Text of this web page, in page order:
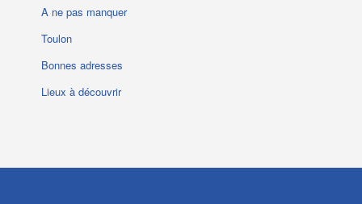
A ne pas manquer
Toulon
Bonnes adresses
Lieux à découvrir